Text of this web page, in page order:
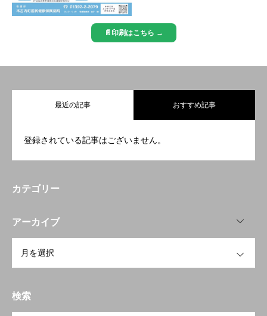
📄印刷はこちら →
最近の記事 おすすめ記事
登録されている記事はございません。
カテゴリー
アーカイブ
検索